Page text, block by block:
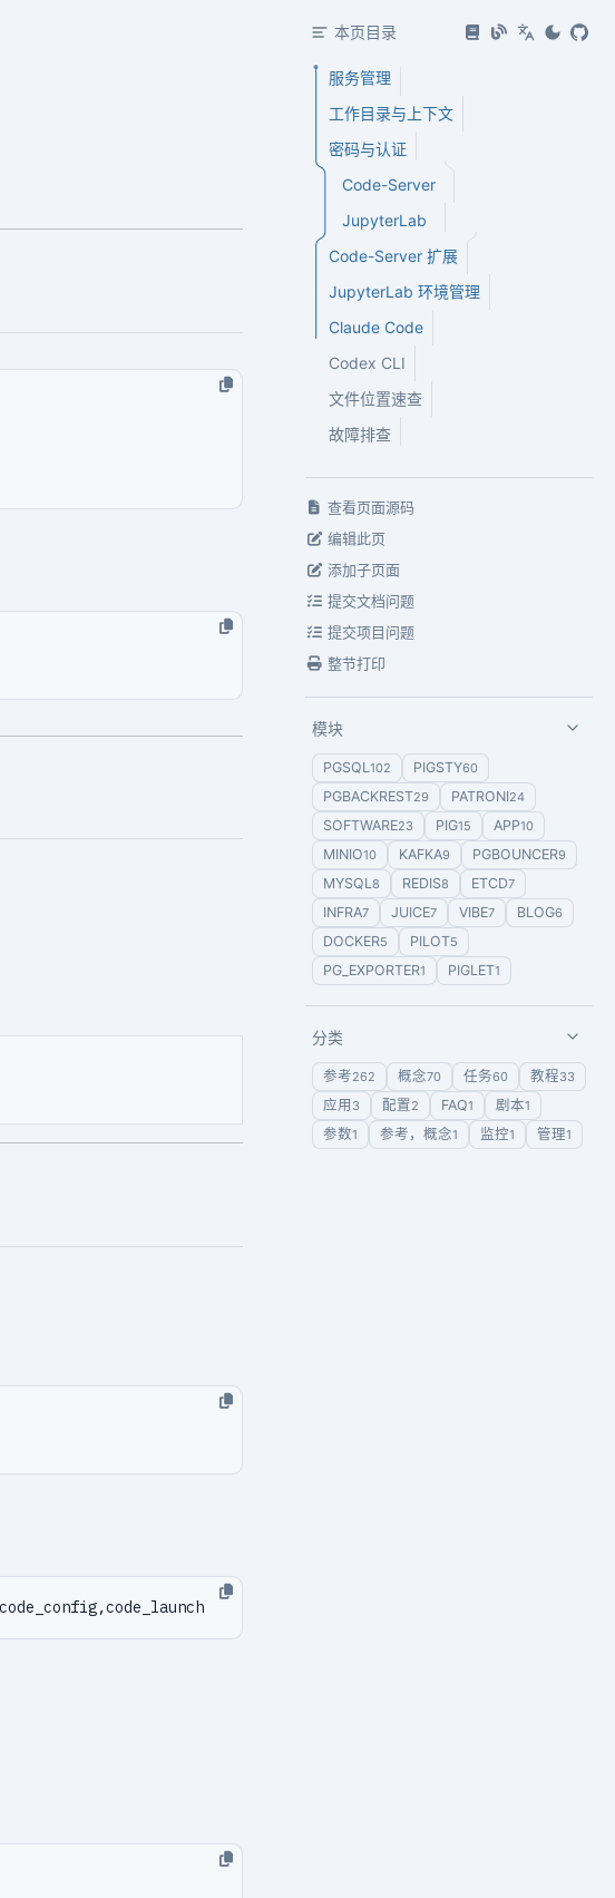
本页目录
服务管理
工作目录与上下文
密码与认证
Code-Server
JupyterLab
Code-Server 扩展
JupyterLab 环境管理
Claude Code
Codex CLI
文件位置速查
故障排查
查看页面源码
编辑此页
添加子页面
提交文档问题
提交项目问题
整节打印
模块
PGSQL102 PIGSTY60
PGBACKREST29 PATRONI24
SOFTWARE23 PIG15 APP10
MINIO10 KAFKA9 PGBOUNCER9
MYSQL8 REDIS8 ETCD7
INFRA7 JUICE7 VIBE7 BLOG6
DOCKER5 PILOT5
PG_EXPORTER1 PIGLET1
分类
参考262 概念70 任务60 教程33
应用 3 配置2 FAQ1 剧本1
参数1 参考，概念1 监控1 管理1